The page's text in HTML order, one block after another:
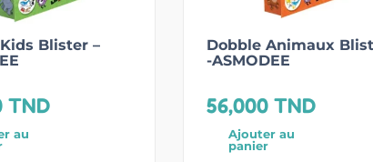
Blister –
TND
au
Dobble Animaux
-ASMODEE
56,000 TND
Ajouter au
panier